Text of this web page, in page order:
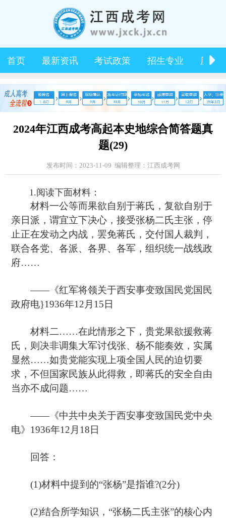
首页 最新资讯 考试政策 招生专业 历年
2024年江西成考高起本史地综合简答题真
题(29)
发布时间：2023-11-09 编辑整理：江西成考网
1.阅读下面材料：
材料一公等而果欲自别于蒋氏，复欲自别于
亲日派，谓宜立下决心，接受张杨二氏主张，停
止正在发动之内战，罢免蒋氏，交付国人裁判，
联合各党、各派、各界、各军，组织统一战线政
府……
——《红军将领关于西安事变致国民党国民
政府电}1936年12月15日
材料二……在此情形之下，贵党果欲援救蒋
氏，则决非调集大军讨伐张、杨不能奏效，实属
显然……如贵党能实现上项全国人民的迫切要
求，不但国家民族从此得救，即蒋氏的安全自由
当亦不成问题……
——《中共中央关于西安事变致国民党中央
电》1936年12月18日
回答：
(1)材料中提到的“张杨”是指谁?(2分)
(2)结合所学知识，“张杨二氏主张”的核心内